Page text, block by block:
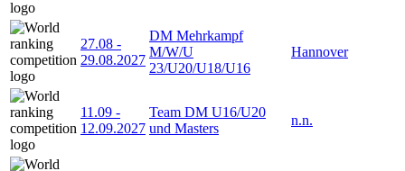
27.08 -
29.08.2027
DM Mehrkampf
M/W/U
23/U20/U18/U16
Hannover
11.09 -
12.09.2027
Team DM U16/U20
und Masters
n.n.